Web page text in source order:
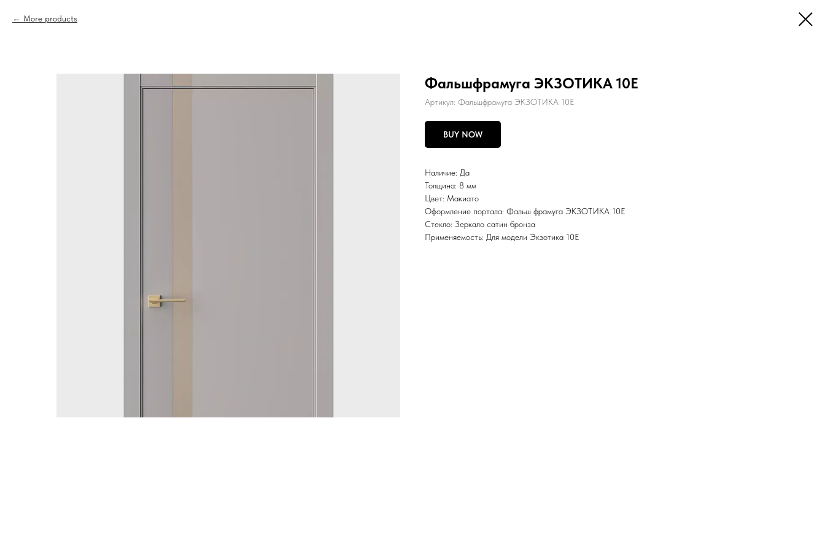
More products
Фальшфрамуга ЭКЗОТИКА 10E
Артикул: Фальшфрамуга ЭКЗОТИКА 10E
BUY NOW
Наличие: Да
Толщина: 8 мм
Цвет: Макиато
Оформление портала: Фальш фрамуга ЭКЗОТИКА 10E
Стекло: Зеркало сатин бронза
Применяемость: Для модели Экзотика 10Е